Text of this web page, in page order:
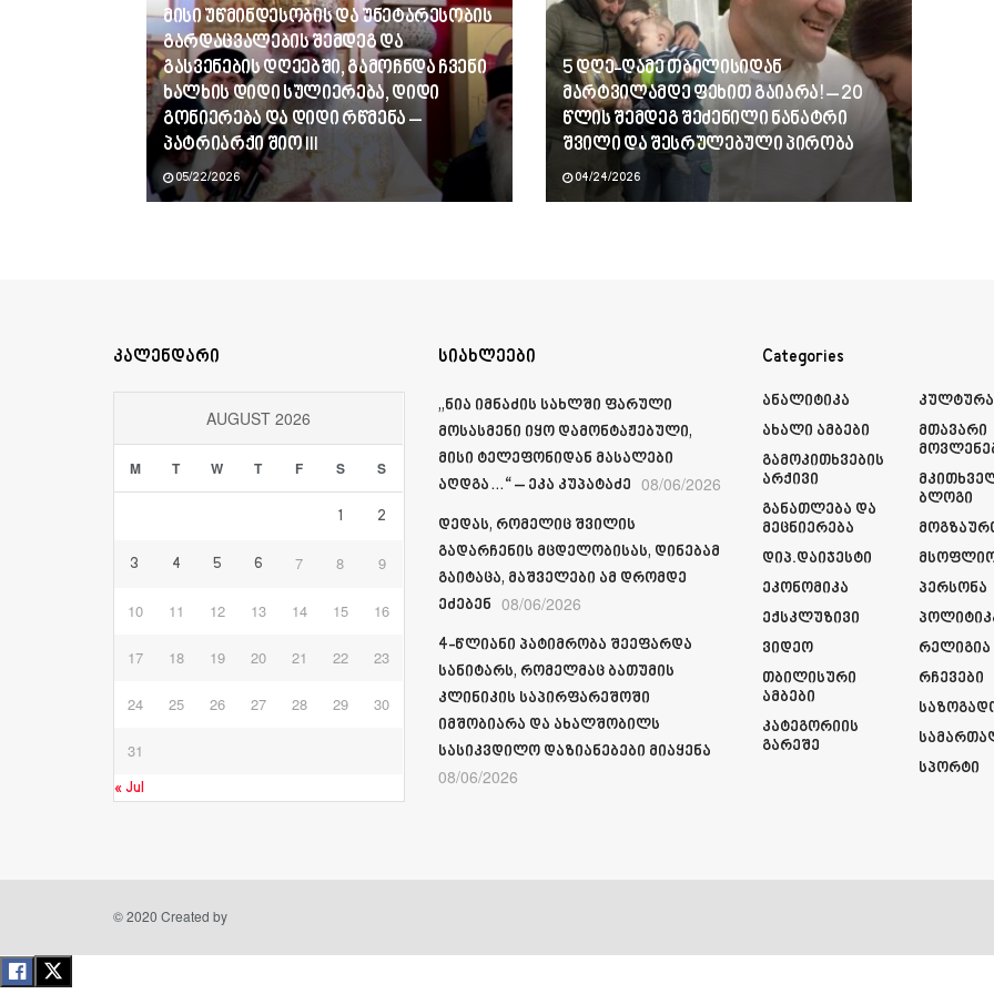
მისი უწმინდესობის და უნეტარესობის
გარდაცვალების შემდეგ და
გასვენების დღეებში, გამოჩნდა ჩვენი
ხალხის დიდი სულიერება, დიდი
გონიერება და დიდი რწმენა –
პატრიარქი შიო III
05/22/2026
5 დღე-ღამე თბილისიდან
მარტვილამდე ფეხით გაიარა! – 20
წლის შემდეგ შეძენილი ნანატრი
შვილი და შესრულებული პირობა
04/24/2026
კალენდარი
AUGUST 2026
M T W T F S S
1 2
3 4 5 6 7 8 9
10 11 12 13 14 15 16
17 18 19 20 21 22 23
24 25 26 27 28 29 30
31
« Jul
სიახლეები
„ნია იმნაძის სახლში ფარული
მოსასმენი იყო დამონტაჟებული,
მისი ტელეფონიდან მასალები
აღდგა…“ – ეკა კუპატაძე 08/06/2026
დედას, რომელიც შვილის
გადარჩენის მცდელობისას, დინებამ
გაიტაცა, მაშველები ამ დრომდე
ეძებენ 08/06/2026
4-წლიანი პატიმრობა შეეფარდა
სანიტარს, რომელმაც ბათუმის
კლინიკის საპირფარეშოში
იმშობიარა და ახალშობილს
სასიკვდილო დაზიანებები მიაყენა
08/06/2026
Categories
Ანალიტიკა
Ახალი Ამბები
Გამოკითხვების
Არქივი
Განათლება Და
Მეცნიერება
Დიპ.დაიჯესტი
Ეკონომიკა
Ექსკლუზივი
Ვიდეო
Თბილისური
Ამბები
Კატეგორიის
Გარეშე
Კულტურა
Მთავარი
Ბლოგი
Პერსონა
Რელიგია
Რჩევები
Სპორტი
© 2020 Created by